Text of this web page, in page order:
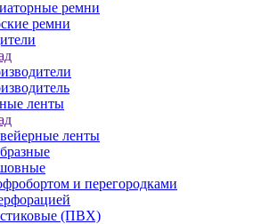
ремни
ремни
ленты
ленты
и перегородками
(ПВХ)